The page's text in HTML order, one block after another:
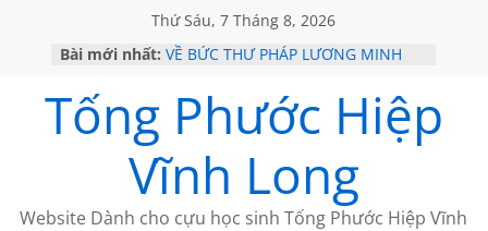
Thứ Sáu, 7 Tháng 8, 2026
Bài mới nhất: VỀ BỨC THƯ PHÁP LƯƠNG MINH
HỌC SỬ HỒI XƯA
MỘT ĐỜI ĐI QUA NHỮNG TRANG
SÁCH
BẤT CHỢT CỦA CHÂU LỆ DUNG
CÀ PHÊ NGẮM NÚI
Tống Phước Hiệp
Vĩnh Long
Website Dành cho cựu học sinh Tống Phước Hiệp Vĩnh